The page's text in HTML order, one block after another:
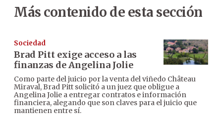
Más contenido de esta sección
Sociedad
Brad Pitt exige acceso a las
finanzas de Angelina Jolie
Como parte del juicio por la venta del viñedo Château
Miraval, Brad Pitt solicitó a un juez que obligue a
Angelina Jolie a entregar contratos e información
financiera, alegando que son claves para el juicio que
mantienen entre sí.